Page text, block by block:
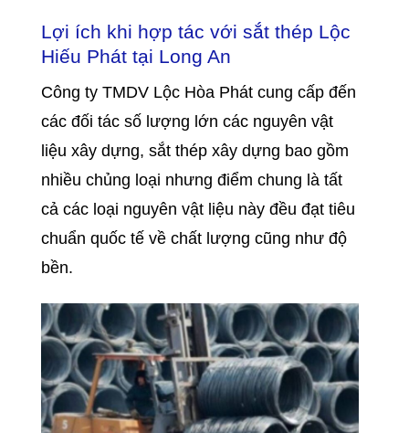
Lợi ích khi hợp tác với sắt thép Lộc
Hiếu Phát tại Long An
Công ty TMDV Lộc Hòa Phát cung cấp đến
các đối tác số lượng lớn các nguyên vật
liệu xây dựng, sắt thép xây dựng bao gồm
nhiều chủng loại nhưng điểm chung là tất
cả các loại nguyên vật liệu này đều đạt tiêu
chuẩn quốc tế về chất lượng cũng như độ
bền.